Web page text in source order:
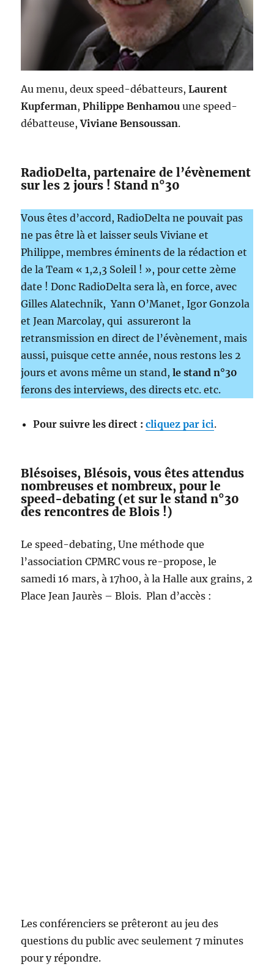
Au menu, deux speed-débatteurs,Laurent
Kupferman,Philippe Benhamou une speed-
débatteuse,Viviane Bensoussan.
RadioDelta, partenaire de l’évènement
sur les 2 jours ! Stand n°30
Vous êtes d’accord, RadioDelta ne pouvait pas
ne pas être là et laisser seuls Viviane et
Philippe, membres éminents de la rédaction et
de la Team « 1,2,3 Soleil ! », pour cette 2ème
date ! Donc RadioDelta sera là, en force, avec
Gilles Alatechnik, Yann O’Manet, Igor Gonzola
et Jean Marcolay, qui assureront la
retransmission en direct de l’évènement, mais
aussi, puisque cette année, nous restons les 2
jours et avons même un stand,le stand n°30
ferons des interviews, des directs etc. etc.
Pour suivre les direct :cliquez par ici.
Blésoises, Blésois, vous êtes attendus
nombreuses et nombreux, pour le
speed-debating (et sur le stand n°30
des rencontres de Blois !)
Le speed-debating, Une méthode que
l’association CPMRC vous re-propose, le
samedi 16 mars, à 17h00, à la Halle aux grains, 2
Place Jean Jaurès – Blois. Plan d’accès :
Les conférenciers se prêteront au jeu des
questions du public avec seulement 7 minutes
pour y répondre.